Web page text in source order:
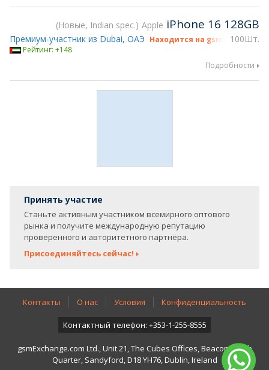
Новые, Indian spec. Apple iPhone 16 128GB
100Шт.
Премиум-участник из Dubai, ОАЭ Находится на gsmX Hong
Рейтинг: +148
Подробности
Принять участие
Станьте активным участником всемирного оптового
рынка и получите международную репутацию
проверенного и авторитетного партнёра.
Присоединяйтесь сейчас!
Контакты О нас Условия Конфиденциальность
Контактный телефон: +353-1-255-8555
gsmExchange.com Ltd., Unit 21, The Cubes Offices, Beacon South
Quarter, Sandyford, D18 YH76, Dublin, Ireland